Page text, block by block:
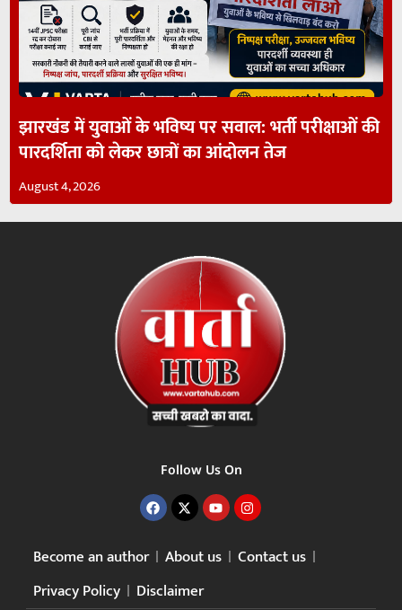
झारखंड में युवाओं के भविष्य पर सवाल: भर्ती परीक्षाओं की
पारदर्शिता को लेकर छात्रों का आंदोलन तेज
August 4, 2026
Follow Us On
Become an author About us
Contact us
Privacy Policy
Disclaimer